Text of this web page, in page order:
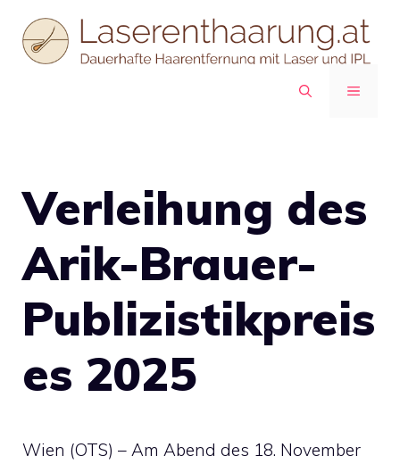
Inhalt
springen
MENÜ
Verleihung des
Arik-Brauer-
Publizistikpreis
es 2025
Wien (OTS) – Am Abend des 18. November